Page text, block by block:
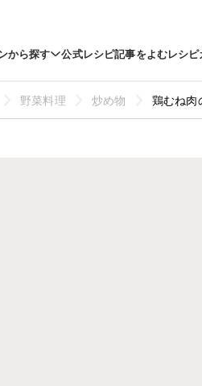
から探す 公式レシピ記事をよむレシピ
野菜料理 炒め物 鶏むね肉